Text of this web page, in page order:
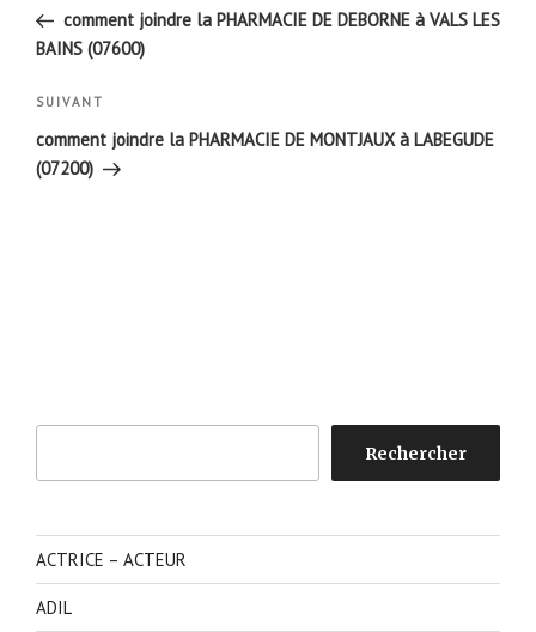
l’article
précédent
comment joindre la PHARMACIE DE DEBORNE à VALS LES
BAINS (07600)
Article
suivant
SUIVANT
comment joindre la PHARMACIE DE MONTJAUX à LABEGUDE
(07200)
Rechercher
ACTRICE – ACTEUR
ADIL